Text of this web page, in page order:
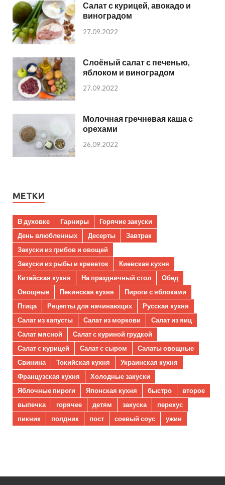
Салат с курицей, авокадо и
виноградом
27.09.2022
Слоёный салат с печенью,
яблоком и виноградом
27.09.2022
Молочная гречневая каша с
орехами
26.09.2022
МЕТКИ
В духовке Гарниры
Горячие закуски
День влюбленных
Десерты
Завтрак
Закуски из грибов и овощей
Закуски из рыбы и креветок
Киевская кухня
Китайская кухня
На праздничный стол
Обед
Овощные
Пекинская кухня
Пироги с яблоками
Птица
Рецепты для начинающих
Русская кухня
Салат из капусты
Салат из моркови
Салат из яиц
Салат мясной
Салат с куриной грудкой
Салат с курицей
Салат с сыром
Салаты овощные
Свинина
Токийская кухня
Украинская кухня
Французская кухня
Холодные закуски
Яблочные пироги
Японская кухня быстро
второе
выпечка
горячее детям закуска
перекус
пикник
полдник пост соевый соус ужин